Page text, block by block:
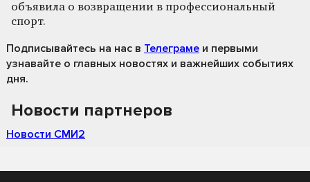
объявила о возвращении в профессиональный
спорт.
Подписывайтесь на нас в Телеграме и первыми
узнавайте о главных новостях и важнейших событиях
дня.
Новости партнеров
Новости СМИ2